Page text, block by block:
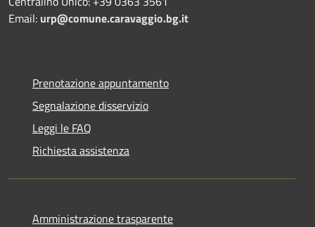
Email: urp@comune.caravaggio.bg.it
Prenotazione appuntamento
Segnalazione disservizio
Leggi le FAQ
Richiesta assistenza
Amministrazione trasparente